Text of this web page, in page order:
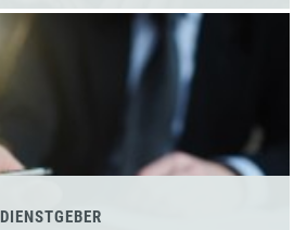
DIENSTGEBER